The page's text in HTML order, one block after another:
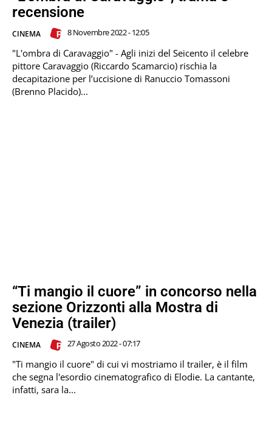
recensione
CINEMA 8 Novembre 2022 - 12:05
"L'ombra di Caravaggio" - Agli inizi del Seicento il celebre
pittore Caravaggio (Riccardo Scamarcio) rischia la
decapitazione per l’uccisione di Ranuccio Tomassoni
(Brenno Placido)...
“Ti mangio il cuore” in concorso nella
sezione Orizzonti alla Mostra di
Venezia (trailer)
CINEMA 27 Agosto 2022 - 07:17
"Ti mangio il cuore" di cui vi mostriamo il trailer, è il film
che segna l'esordio cinematografico di Elodie. La cantante,
infatti, sara la...